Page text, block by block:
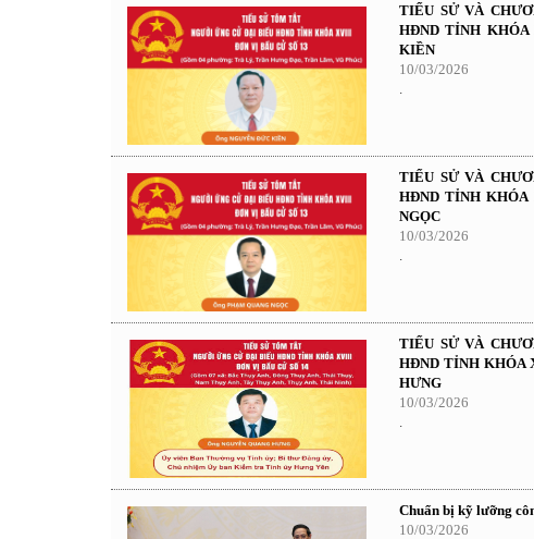
TIỂU SỬ VÀ
HĐND TỈNH
KIỀN
10/03/2026
TIỂU SỬ VÀ
HĐND TỈNH KHÓA
NGỌC
10/03/2026
TIỂU SỬ VÀ
HĐND TỈNH KHÓA
HƯNG
10/03/2026
Chuẩn bị kỹ lưỡng
10/03/2026